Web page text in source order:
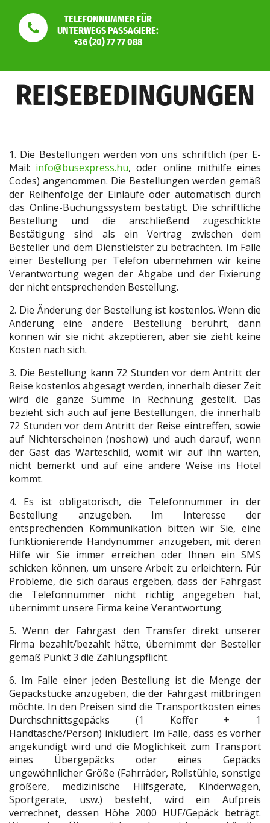
TELEFONNUMMER FÜR
UNTERWEGS PASSAGIERE:
+36 (20) 77 77 088
REISEBEDINGUNGEN
1. Die Bestellungen werden von uns schriftlich (per E-
Mail: info@busexpress.hu, oder online mithilfe eines
Codes) angenommen. Die Bestellungen werden gemäß
der Reihenfolge der Einläufe oder automatisch durch
das Online-Buchungssystem bestätigt. Die schriftliche
Bestellung und die anschließend zugeschickte
Bestätigung sind als ein Vertrag zwischen dem
Besteller und dem Dienstleister zu betrachten. Im Falle
einer Bestellung per Telefon übernehmen wir keine
Verantwortung wegen der Abgabe und der Fixierung
der nicht entsprechenden Bestellung.
2. Die Änderung der Bestellung ist kostenlos. Wenn die
Änderung eine andere Bestellung berührt, dann
können wir sie nicht akzeptieren, aber sie zieht keine
Kosten nach sich.
3. Die Bestellung kann 72 Stunden vor dem Antritt der
Reise kostenlos abgesagt werden, innerhalb dieser Zeit
wird die ganze Summe in Rechnung gestellt. Das
bezieht sich auch auf jene Bestellungen, die innerhalb
72 Stunden vor dem Antritt der Reise eintreffen, sowie
auf Nichterscheinen (noshow) und auch darauf, wenn
der Gast das Warteschild, womit wir auf ihn warten,
nicht bemerkt und auf eine andere Weise ins Hotel
kommt.
4. Es ist obligatorisch, die Telefonnummer in der
Bestellung anzugeben. Im Interesse der
entsprechenden Kommunikation bitten wir Sie, eine
funktionierende Handynummer anzugeben, mit deren
Hilfe wir Sie immer erreichen oder Ihnen ein SMS
schicken können, um unsere Arbeit zu erleichtern. Für
Probleme, die sich daraus ergeben, dass der Fahrgast
die Telefonnummer nicht richtig angegeben hat,
übernimmt unsere Firma keine Verantwortung.
5. Wenn der Fahrgast den Transfer direkt unserer
Firma bezahlt/bezahlt hätte, übernimmt der Besteller
gemäß Punkt 3 die Zahlungspflicht.
6. Im Falle einer jeden Bestellung ist die Menge der
Gepäckstücke anzugeben, die der Fahrgast mitbringen
möchte. In den Preisen sind die Transportkosten eines
Durchschnittsgepäcks (1 Koffer + 1
Handtasche/Person) inkludiert. Im Falle, dass es vorher
angekündigt wird und die Möglichkeit zum Transport
eines Übergepäcks oder eines Gepäcks
ungewöhnlicher Größe (Fahrräder, Rollstühle, sonstige
größere, medizinische Hilfsgeräte, Kinderwagen,
Sportgeräte, usw.) besteht, wird ein Aufpreis
verrechnet, dessen Höhe 2000 HUF/Gepäck beträgt.